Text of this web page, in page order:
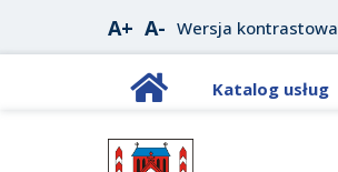
A+ A- Wersja kontrastowa
Katalog usług